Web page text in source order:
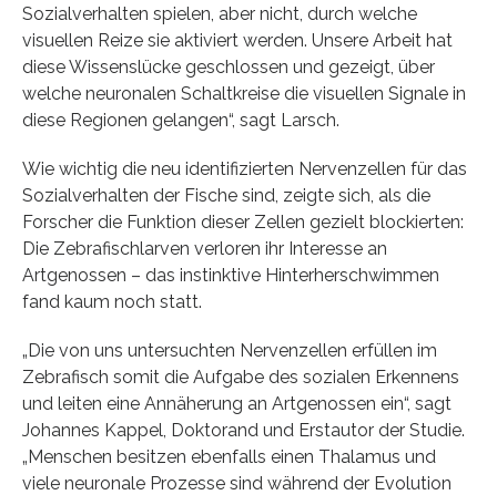
Sozialverhalten spielen, aber nicht, durch welche
visuellen Reize sie aktiviert werden. Unsere Arbeit hat
diese Wissenslücke geschlossen und gezeigt, über
welche neuronalen Schaltkreise die visuellen Signale in
diese Regionen gelangen“, sagt Larsch.
Wie wichtig die neu identifizierten Nervenzellen für das
Sozialverhalten der Fische sind, zeigte sich, als die
Forscher die Funktion dieser Zellen gezielt blockierten:
Die Zebrafischlarven verloren ihr Interesse an
Artgenossen – das instinktive Hinterherschwimmen
fand kaum noch statt.
„Die von uns untersuchten Nervenzellen erfüllen im
Zebrafisch somit die Aufgabe des sozialen Erkennens
und leiten eine Annäherung an Artgenossen ein“, sagt
Johannes Kappel, Doktorand und Erstautor der Studie.
„Menschen besitzen ebenfalls einen Thalamus und
viele neuronale Prozesse sind während der Evolution